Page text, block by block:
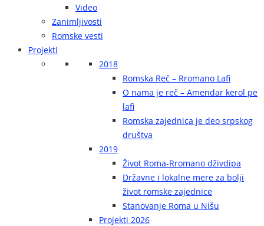
Video
Zanimljivosti
Romske vesti
Projekti
2018
Romska Reč – Rromano Lafi
O nama je reč – Amendar kerol pe
lafi
Romska zajednica je deo srpskog
društva
2019
Život Roma-Rromano dživdipa
Državne i lokalne mere za bolji
život romske zajednice
Stanovanje Roma u Nišu
Projekti 2026